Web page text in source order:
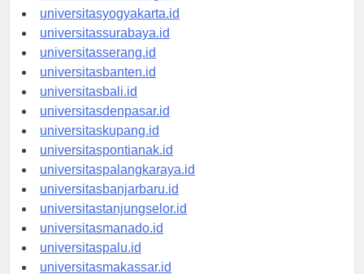
universitassemarang.id
universitasyogyakarta.id
universitassurabaya.id
universitasserang.id
universitasbanten.id
universitasbali.id
universitasdenpasar.id
universitaskupang.id
universitaspontianak.id
universitaspalangkaraya.id
universitasbanjarbaru.id
universitastanjungselor.id
universitasmanado.id
universitaspalu.id